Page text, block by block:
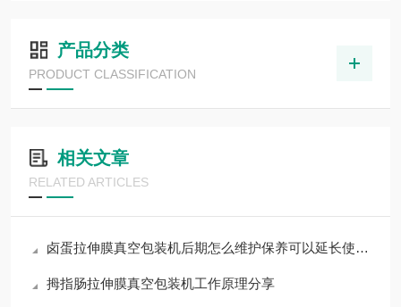
产品分类
PRODUCT CLASSIFICATION
相关文章
RELATED ARTICLES
卤蛋拉伸膜真空包装机后期怎么维护保养可以延长使用寿命
拇指肠拉伸膜真空包装机工作原理分享